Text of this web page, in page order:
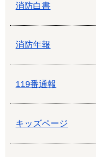
消防白書
消防年報
119番通報
キッズページ